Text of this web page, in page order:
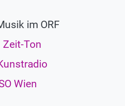
im ORF
Zeit-Ton
Wien